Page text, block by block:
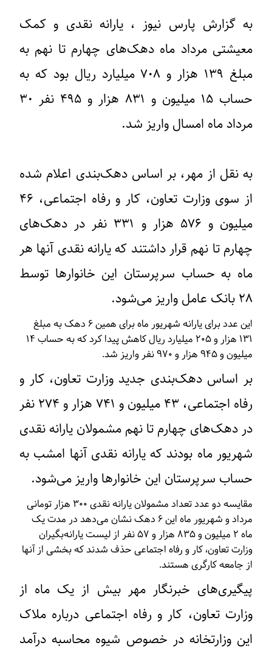
به گزارش پارس نیوز ،‌ یارانه نقدی و کمک
معیشتی مرداد ماه دهک‌های چهارم تا نهم به
مبلغ ۱۳۹ هزار و ۷۰۸ میلیارد ریال بود که به
حساب ۱۵ میلیون و ۸۳۱ هزار و ۴۹۵ نفر ۳۰
مرداد ماه امسال واریز شد.
به نقل از مهر، بر اساس دهک‌بندی اعلام شده
از سوی وزارت تعاون، کار و رفاه اجتماعی، ۴۶
میلیون و ۵۷۶ هزار و ۳۳۱ نفر در دهک‌های
چهارم تا نهم قرار داشتند که یارانه نقدی آنها هر
ماه به حساب سرپرستان این خانوارها توسط
٢٨ بانک عامل واریز می‌شود.
این عدد برای یارانه شهریور ماه برای همین ۶ دهک به مبلغ
۱۳۱ هزار و ۲۰۵ میلیارد ریال کاهش پیدا کرد که به حساب ۱۴
میلیون و ۹۴۵ هزار و ۹۷۰ نفر واریز شد.
بر اساس دهک‌بندی جدید وزارت تعاون، کار و
رفاه اجتماعی، ۴۳ میلیون و ۷۴۱ هزار و ۲۷۴ نفر
در دهک‌های چهارم تا نهم مشمولان یارانه نقدی
شهریور ماه بودند که یارانه نقدی آنها امشب به
حساب سرپرستان این خانوارها واریز می‌شود.
مقایسه دو عدد تعداد مشمولان یارانه نقدی ۳۰۰ هزار تومانی
مرداد و شهریور ماه این ۶ دهک نشان می‌دهد در مدت یک
ماه ۲ میلیون و ۸۳۵ هزار و ۵۷ نفر از لیست یارانه‌بگیران
وزارت تعاون، کار و رفاه اجتماعی حذف شدند که بخشی از آنها
از جامعه کارگری هستند.
پیگیری‌های خبرنگار مهر بیش از یک ماه از
وزارت تعاون، کار و رفاه اجتماعی درباره ملاک
این وزارتخانه در خصوص شیوه محاسبه درآمد